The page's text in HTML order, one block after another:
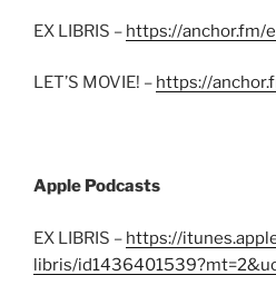
EX LIBRIS – https://anchor.fm/
LET’S MOVIE! – https://
Apple Podcasts
EX LIBRIS – https://
libris/